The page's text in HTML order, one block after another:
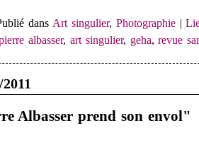
dansArt singulier, Photographie|
albasser, art singulier, geha,revue
Albasser prend son envol"